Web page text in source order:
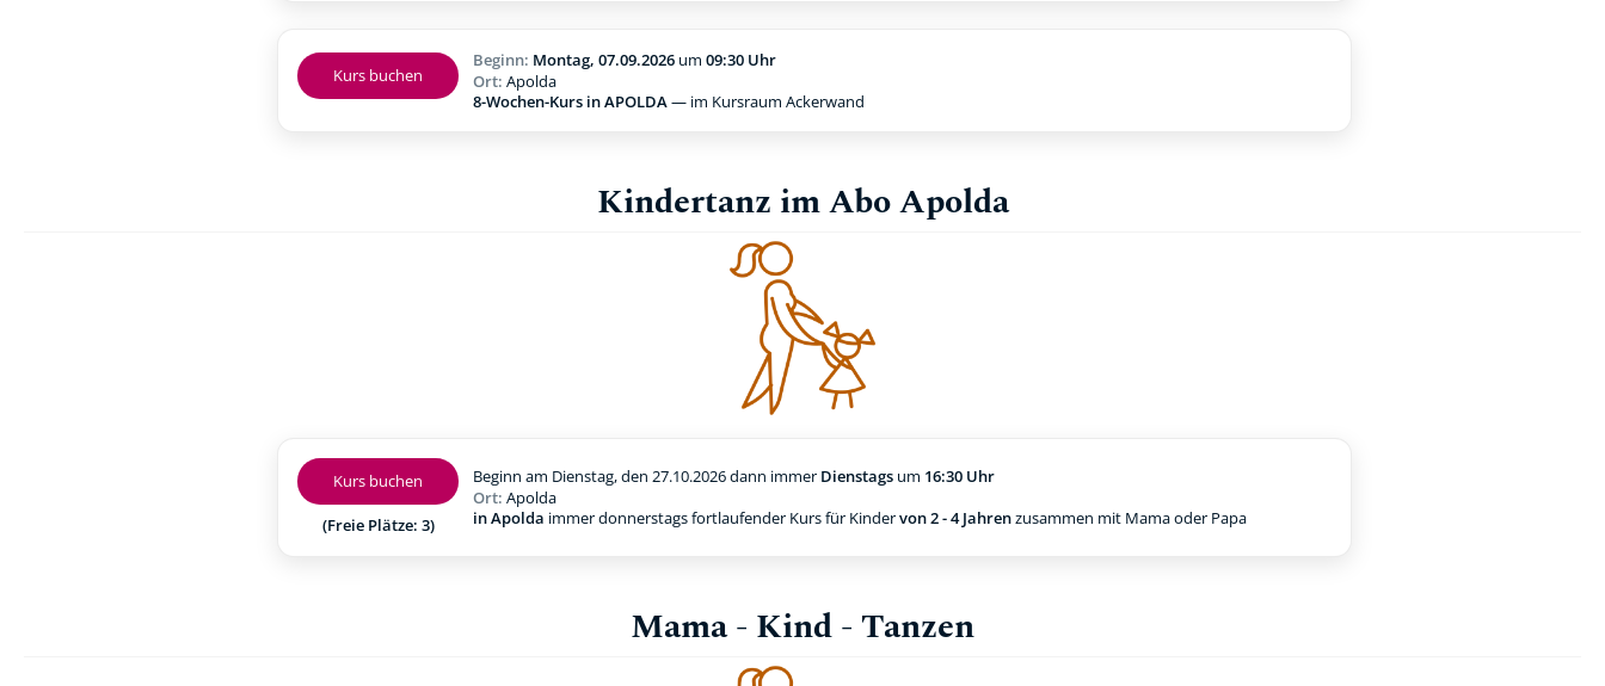
Kurs buchen
Beginn: Montag, 07.09.2026 um 09:30 Uhr
Ort: Apolda
8-Wochen-Kurs in APOLDA — im Kursraum Ackerwand
Kindertanz im Abo Apolda
Kurs buchen
(Freie Plätze: 3)
Beginn am Dienstag, den 27.10.2026dann immer Dienstags um 16:30 Uhr
Ort: Apolda
in Apolda immer donnerstags fortlaufender Kurs für Kindervon 2 - 4 Jahrenzusammen mit Mama oder Papa
Mama - Kind - Tanzen